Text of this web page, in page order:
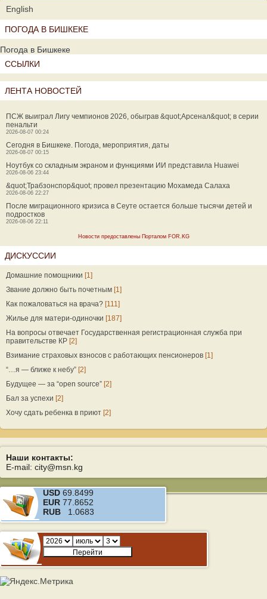
English
ПОГОДА В БИШКЕКЕ
Погода в Бишкеке
ССЫЛКИ
ЛЕНТА НОВОСТЕЙ
ПСЖ выиграл Лигу чемпионов 2026, обыграв &quot;Арсенал&quot; в серии
пенальти
2026-08-07 00:24
Сегодня в Бишкеке. Погода, мероприятия, даты
2026-08-07 00:15
Ноутбук со складным экраном и функциями ИИ представила Huawei
2026-08-06 23:44
&quot;Трабзонспор&quot; провел презентацию Мохамеда Салаха
2026-08-06 22:27
После миграционного кризиса в Сеуте остается больше тысячи детей и
подростков
2026-08-06 22:11
Новости предоставлены Порталом FOR.KG
ДИСКУССИИ
Домашние помощники [1]
Звание должно быть почетным [1]
Как пожаловаться на врача? [111]
Жилье для матери-одиночки [187]
На вопросы отвечает Государственная регистрационная служба при
правительстве КР [2]
Взимание страховых взносов с работающих пенсионеров [1]
“…я — ближе к небу” [2]
Будущее — за “open source” [2]
Бал за успехи [2]
Хочу сдать ребенка в приют [2]
Наши контакты:
E-mail: city@msn.kg
USD 69.8499
EUR 77.8652
RUB 1.0683